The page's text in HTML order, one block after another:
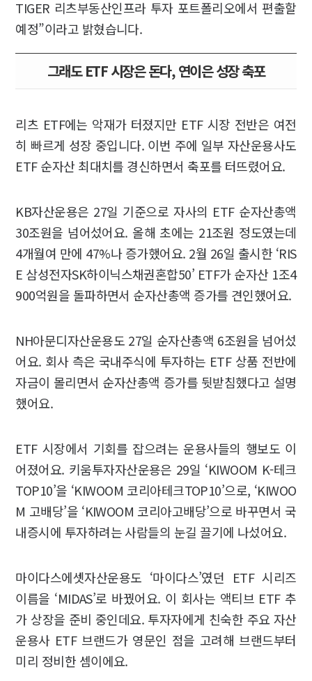
TIGER 리츠부동산인프라 투자 포트폴리오에서 편출할
예정”이라고 밝혔습니다.
그래도 ETF 시장은 돈다, 연이은 성장 축포
리츠 ETF에는 악재가 터졌지만 ETF 시장 전반은 여전
히 빠르게 성장 중입니다. 이번 주에 일부 자산운용사도
ETF 순자산 최대치를 경신하면서 축포를 터뜨렸어요.
KB자산운용은 27일 기준으로 자사의 ETF 순자산총액
30조원을 넘어섰어요. 올해 초에는 21조원 정도였는데
4개월여 만에 47%나 증가했어요. 2월 26일 출시한 ‘RIS
E 삼성전자SK하이닉스채권혼합50’ ETF가 순자산 1조4
900억원을 돌파하면서 순자산총액 증가를 견인했어요.
NH아문디자산운용도 27일 순자산총액 6조원을 넘어섰
어요. 회사 측은 국내주식에 투자하는 ETF 상품 전반에
자금이 몰리면서 순자산총액 증가를 뒷받침했다고 설명
했어요.
ETF 시장에서 기회를 잡으려는 운용사들의 행보도 이
어졌어요. 키움투자자산운용은 29일 ‘KIWOOM K-테크
TOP10’을 ‘KIWOOM 코리아테크TOP10’으로, ‘KIWOO
M 고배당’을 ‘KIWOOM 코리아고배당’으로 바꾸면서 국
내증시에 투자하려는 사람들의 눈길 끌기에 나섰어요.
마이다스에셋자산운용도 ‘마이다스’였던 ETF 시리즈
이름을 ‘MIDAS’로 바꿨어요. 이 회사는 액티브 ETF 추
가 상장을 준비 중인데요. 투자자에게 친숙한 주요 자산
운용사 ETF 브랜드가 영문인 점을 고려해 브랜드부터
미리 정비한 셈이에요.